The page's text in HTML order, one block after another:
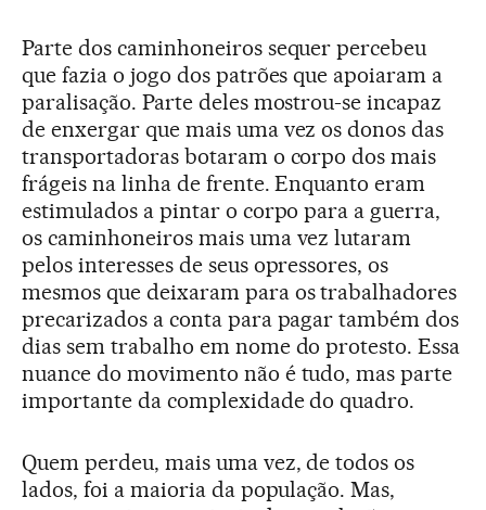
Parte dos caminhoneiros sequer percebeu
que fazia o jogo dos patrões que apoiaram a
paralisação. Parte deles mostrou-se incapaz
de enxergar que mais uma vez os donos das
transportadoras botaram o corpo dos mais
frágeis na linha de frente. Enquanto eram
estimulados a pintar o corpo para a guerra,
os caminhoneiros mais uma vez lutaram
pelos interesses de seus opressores, os
mesmos que deixaram para os trabalhadores
precarizados a conta para pagar também dos
dias sem trabalho em nome do protesto. Essa
nuance do movimento não é tudo, mas parte
importante da complexidade do quadro.
Quem perdeu, mais uma vez, de todos os
lados, foi a maioria da população. Mas,